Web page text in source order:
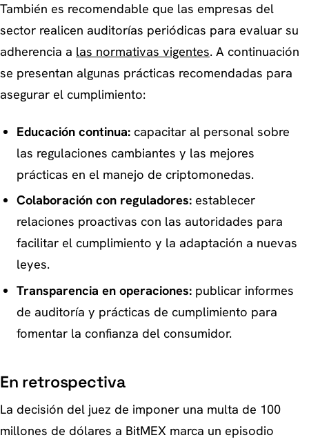
También es recomendable que las empresas del
sector realicen auditorías periódicas para evaluar su
adherencia a las normativas vigentes. A continuación
se presentan algunas prácticas recomendadas para
asegurar el cumplimiento:
Educación continua:capacitar al personal sobre
las regulaciones cambiantes y las mejores
prácticas en el manejo de criptomonedas.
Colaboración con reguladores:establecer
relaciones proactivas con las autoridades para
facilitar el cumplimiento y la adaptación a nuevas
leyes.
Transparencia en operaciones:publicar informes
de auditoría y prácticas de cumplimiento para
fomentar la confianza del consumidor.
En retrospectiva
La decisión del juez de imponer una multa de 100
millones de dólares a BitMEX marca un episodio